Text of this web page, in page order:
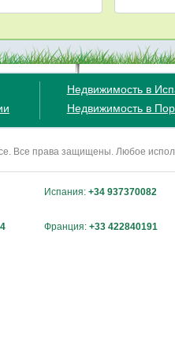
Недвижимость в
Недвижимость в
Все права защищены. Любое
Испания: +34 937370082
Франция: +33 422840191